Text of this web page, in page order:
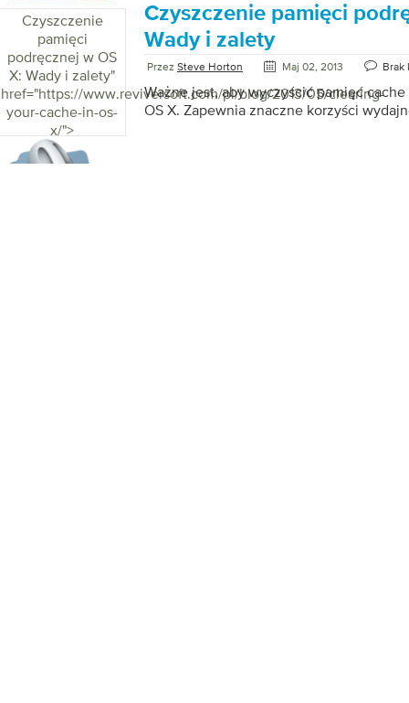
Czyszczenie
pamięci
podręcznej w OS
X: Wady i zalety"
href="https://www.reviversoft.com/pl/blog/2013/05/clearing-
your-cache-in-os-
x/">
Czyszczenie pamięci
Wady i zalety
Przez Steve Horton Maj 02, 2013 Brak
Ważne jest, aby wyczyścić pamięć
OS X. Zapewnia znaczne korzyści